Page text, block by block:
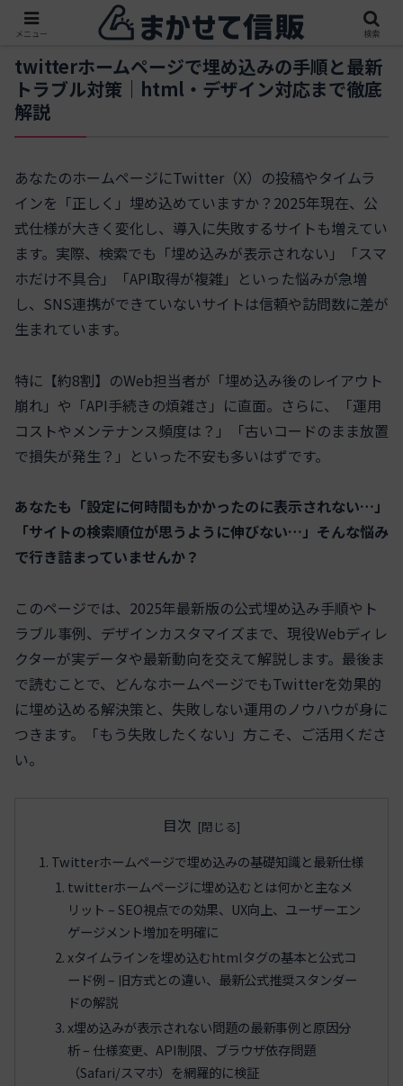
twitterホームページで埋め込みの手順と最新
トラブル対策｜html・デザイン対応まで徹底
解説
あなたのホームページにTwitter（X）の投稿やタイムラ
インを「正しく」埋め込めていますか？2025年現在、公
式仕様が大きく変化し、導入に失敗するサイトも増えてい
ます。実際、検索でも「埋め込みが表示されない」「スマ
ホだけ不具合」「API取得が複雑」といった悩みが急増
し、SNS連携ができていないサイトは信頼や訪問数に差が
生まれています。
特に【約8割】のWeb担当者が「埋め込み後のレイアウト
崩れ」や「API手続きの煩雑さ」に直面。さらに、「運用
コストやメンテナンス頻度は？」「古いコードのまま放置
で損失が発生？」といった不安も多いはずです。
あなたも「設定に何時間もかかったのに表示されない…」
「サイトの検索順位が思うように伸びない…」そんな悩み
で行き詰まっていませんか？
このページでは、2025年最新版の公式埋め込み手順やト
ラブル事例、デザインカスタマイズまで、現役Webディレ
クターが実データや最新動向を交えて解説します。最後ま
で読むことで、どんなホームページでもTwitterを効果的
に埋め込める解決策と、失敗しない運用のノウハウが身に
つきます。「もう失敗したくない」方こそ、ご活用くださ
い。
目次
Twitterホームページで埋め込みの基礎知識と最新仕様
twitterホームページに埋め込むとは何かと主なメ
リット – SEO視点での効果、UX向上、ユーザーエン
ゲージメント増加を明確に
xタイムラインを埋め込むhtmlタグの基本と公式コ
ード例 – 旧方式との違い、最新公式推奨スタンダー
ドの解説
x埋め込みが表示されない問題の最新事例と原因分
析 – 仕様変更、API制限、ブラウザ依存問題
（Safari/スマホ）を網羅的に検証
メニュー 検索